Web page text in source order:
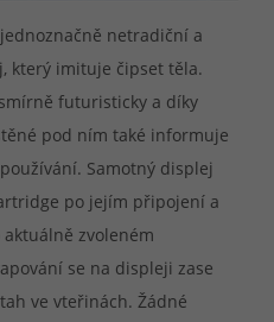
netradiční a
který imituje čipset těla.
futuristicky a díky
pod ním také informuje
Samotný displej
po jejím připojení a
zvoleném
se na displeji zase
ve vteřinách. Žádné